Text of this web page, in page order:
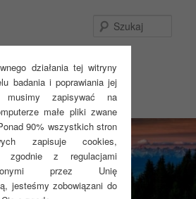
działania tej witryny
badania i poprawiania jej
musimy zapisywać na
małe pliki zwane
90% wszystkich stron
zapisuje cookies,
zgodnie z regulacjami
przez Unię
jesteśmy zobowiązani do